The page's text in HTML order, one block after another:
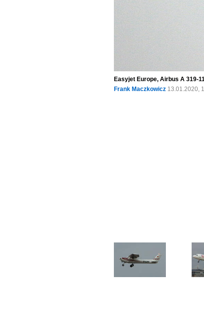
Easyjet Europe, Airbus A 319-
Frank Maczkowicz 13.01.2020,